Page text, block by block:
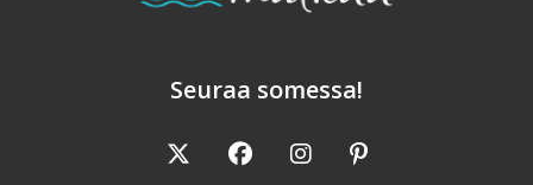
Seuraa somessa!